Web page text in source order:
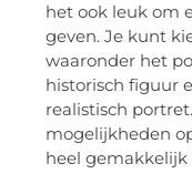
het ook leuk om
geven. Je kunt
waaronder het
historisch figuur
realistisch
mogelijkheden
heel